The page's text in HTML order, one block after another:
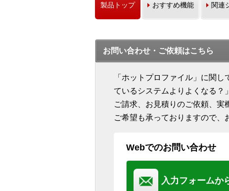
製品トップ おすすめ機能 関連
お問い合わせ・ご依頼はこちら
「ホットプロファイル」に関
ているシステムよりよくなる？
ご請求、お見積りのご依頼、
ご希望も承っておりますので、
Webでのお問い合わせ
入力フォームか